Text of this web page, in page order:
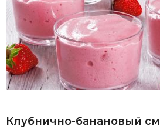
Клубнично-банановый